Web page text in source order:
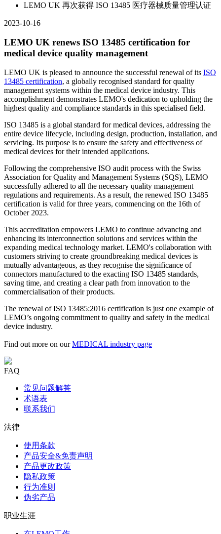
LEMO UK 再次获得 ISO 13485 医疗器械质量管理认证
2023-10-16
LEMO UK renews ISO 13485 certification for
medical device quality management
LEMO UK is pleased to announce the successful renewal of its ISO
13485 certification, a globally recognised standard for quality
management systems within the medical device industry. This
accomplishment demonstrates LEMO's dedication to upholding the
highest quality and compliance standards in this specialised field.
ISO 13485 is a global standard for medical devices, addressing the
entire device lifecycle, including design, production, installation, and
servicing. Its purpose is to ensure the safety and effectiveness of
medical devices for their intended applications.
Following the comprehensive ISO audit process with the Swiss
Association for Quality and Management Systems (SQS), LEMO
successfully adhered to all the necessary quality management
regulations and requirements. As a result, the renewed ISO 13485
certification is valid for three years, commencing on the 16th of
October 2023.
This accreditation empowers LEMO to continue advancing and
enhancing its interconnection solutions and services within the
expanding medical technology market. LEMO's collaboration with
customers striving to create groundbreaking medical devices is
mutually advantageous, as they recognise the significance of
connectors manufactured to the exacting ISO 13485 standards,
saving time, and creating a clear path from innovation to the
commercialisation of their products.
The renewal of ISO 13485:2016 certification is just one example of
LEMO’s ongoing commitment to quality and safety in the medical
device industry.
Find out more on our MEDICAL industry page
FAQ
常见问题解答
术语表
联系我们
法律
使用条款
产品安全&免责声明
产品更改政策
隐私政策
行为准则
伪劣产品
职业生涯